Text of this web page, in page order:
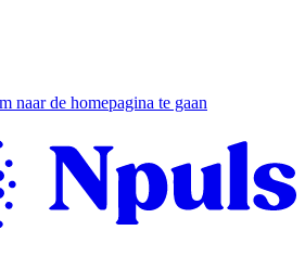
naar de homepagina te gaan